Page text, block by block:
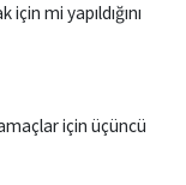
mi yapıldığını
için üçüncü